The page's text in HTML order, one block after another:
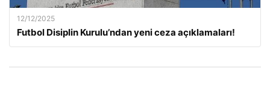
12/12/2025
Futbol Disiplin Kurulu’ndan yeni ceza açıklamaları!